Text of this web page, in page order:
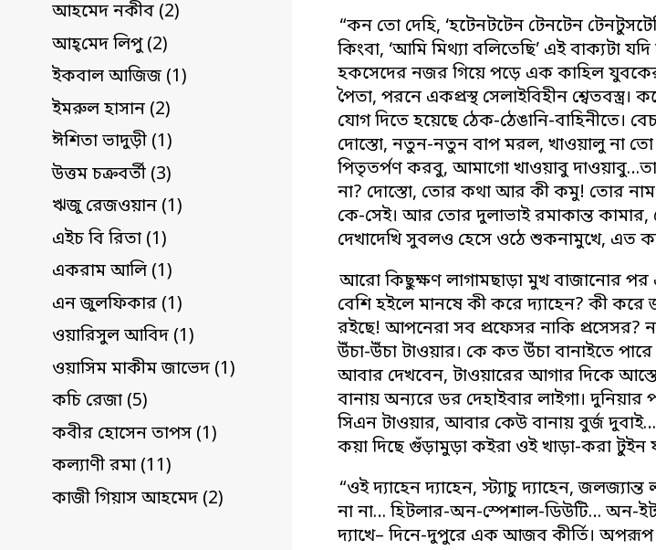
আহমেদ নকীব (2)
আহ্‌মেদ লিপু (2)
ইকবাল আজিজ (1)
ইমরুল হাসান (2)
ঈশিতা ভাদুড়ী (1)
উত্তম চক্রবর্তী (3)
ঋজু রেজওয়ান (1)
এইচ বি রিতা (1)
একরাম আলি (1)
এন জুলফিকার (1)
ওয়ারিসুল আবিদ (1)
ওয়াসিম মাকীম জাভেদ (1)
কচি রেজা (5)
কবীর হোসেন তাপস (1)
কল্যাণী রমা (11)
কাজী গিয়াস আহমেদ (2)
“কন তো দেহি, ‘হটেনটটেন টেনটেন
কিংবা, ‘আমি মিথ্যা বলিতেছি’ এই বাক্যটা
হকসেদের নজর গিয়ে পড়ে এক কাহিল যুবকের
পৈতা, পরনে একপ্রস্থ সেলাইবিহীন
যোগ দিতে হয়েছে ঠেক-ঠেঙানি-বাহিনীতে।
দোস্তো, নতুন-নতুন বাপ মরল, খাওয়ালু না
পিতৃতর্পণ করবু, আমাগো খাওয়াবু দাওয়াবু…তা
না? দোস্তো, তোর কথা আর কী কমু! তোর
কে-সেই। আর তোর দুলাভাই রমাকান্ত কামার,
দেখাদেখি সুবলও হেসে ওঠে শুকনামুখে, এত
আরো কিছুক্ষণ লাগামছাড়া মুখ বাজানোর পর
বেশি হইলে মানষে কী করে দ্যাহেন? কী
রইছে! আপনেরা সব প্রফেসর নাকি প্রসেসর?
উঁচা-উঁচা টাওয়ার। কে কত উঁচা বানাইতে পারে
আবার দেখবেন, টাওয়ারের আগার দিকে
বানায় অন্যরে ডর দেহাইবার লাইগা।
সিএন টাওয়ার, আবার কেউ বানায় বুর্জ
কয়া দিছে গুঁড়ামুড়া কইরা ওই খাড়া-করা টুইন
“ওই দ্যাহেন দ্যাহেন, স্ট্যাচু দ্যাহেন,
না না… হিটলার-অন-স্পেশাল-ডিউটি… অন-
দ্যাখে– দিনে-দুপুরে এক আজব কীর্তি। অপরূপ